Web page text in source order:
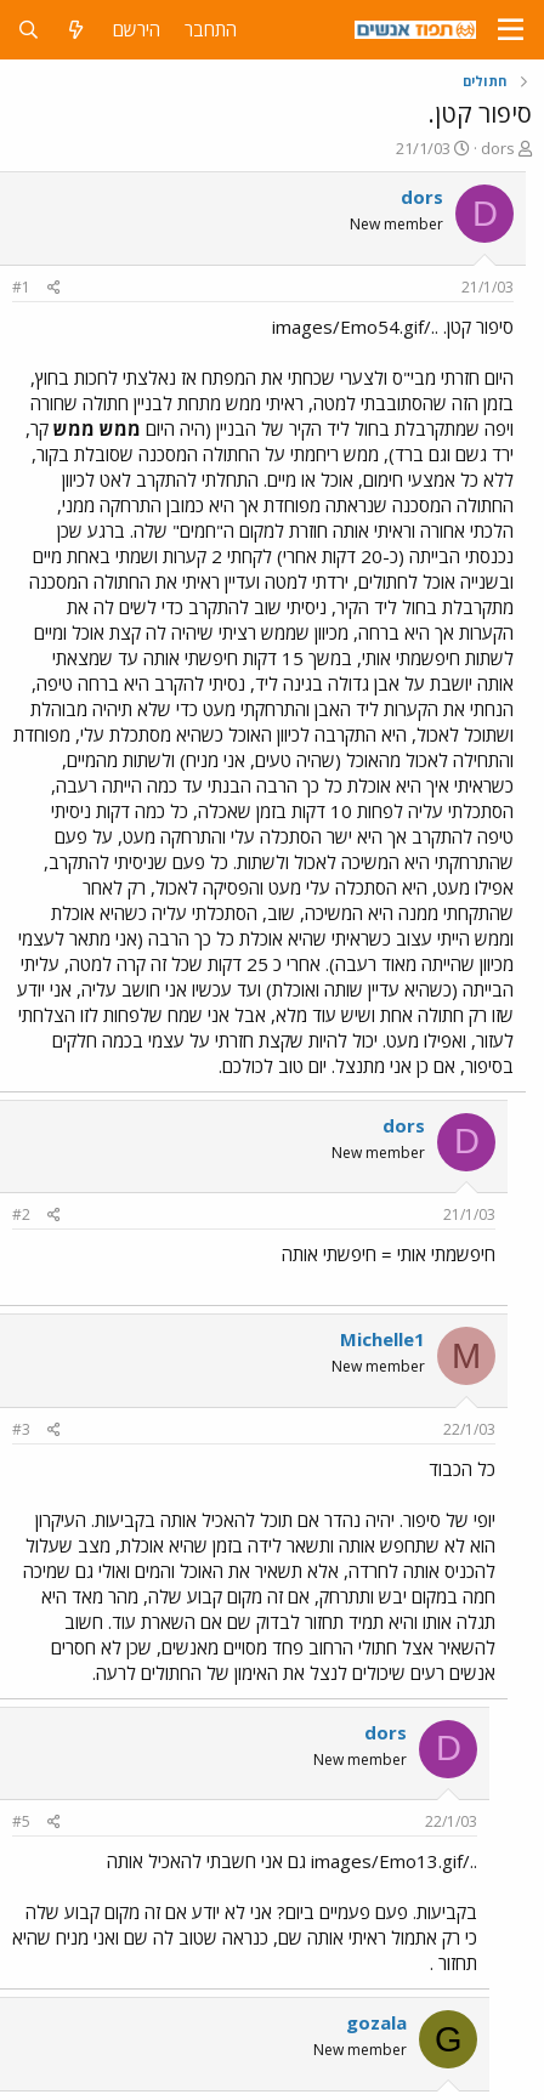
התחבר הירשם
חתולים
סיפור קטן.
פ
ו
ת
ח
ה
ש
א
dors
פ
ו
ר
י
21/1/03
D
dors
New member
21/1/03
#1
סיפור קטן. ../images/Emo54.gif
היום חזרתי מבי"ס ולצערי שכחתי את המפתח אז נאלצתי לחכות בחוץ,
בזמן הזה שהסתובבתי למטה, ראיתי ממש מתחת לבניין חתולה שחורה
ויפה שמתקרבלת בחול ליד הקיר של הבניין (היה היום ממש ממש קר,
ירד גשם וגם ברד), ממש ריחמתי על החתולה המסכנה שסובלת בקור,
ללא כל אמצעי חימום, אוכל או מיים. התחלתי להתקרב לאט לכיוון
החתולה המסכנה שנראתה מפוחדת אך היא כמובן התרחקה ממני,
הלכתי אחורה וראיתי אותה חוזרת למקום ה"חמים" שלה. ברגע שכן
נכנסתי הבייתה (כ-20 דקות אחרי) לקחתי 2 קערות ושמתי באחת מיים
ובשנייה אוכל לחתולים, ירדתי למטה ועדיין ראיתי את החתולה המסכנה
מתקרבלת בחול ליד הקיר, ניסיתי שוב להתקרב כדי לשים לה את
הקערות אך היא ברחה, מכיוון שממש רציתי שיהיה לה קצת אוכל ומיים
לשתות חיפשמתי אותי, במשך 15 דקות חיפשתי אותה עד שמצאתי
אותה יושבת על אבן גדולה בגינה ליד, נסיתי להקרב היא ברחה טיפה,
הנחתי את הקערות ליד האבן והתרחקתי מעט כדי שלא תיהיה מבוהלת
ושתוכל לאכול, היא התקרבה לכיוון האוכל כשהיא מסתכלת עלי, מפוחדת
והתחילה לאכול מהאוכל (שהיה טעים, אני מניח) ולשתות מהמיים,
כשראיתי איך היא אוכלת כל כך הרבה הבנתי עד כמה הייתה רעבה,
הסתכלתי עליה לפחות 10 דקות בזמן שאכלה, כל כמה דקות ניסיתי
טיפה להתקרב אך היא ישר הסתכלה עלי והתרחקה מעט, על פעם
שהתרחקתי היא המשיכה לאכול ולשתות. כל פעם שניסיתי להתקרב,
אפילו מעט, היא הסתכלה עלי מעט והפסיקה לאכול, רק לאחר
שהתקחתי ממנה היא המשיכה, שוב, הסתכלתי עליה כשהיא אוכלת
וממש הייתי עצוב כשראיתי שהיא אוכלת כל כך הרבה (אני מתאר לעצמי
מכיוון שהייתה מאוד רעבה). אחרי כ 25 דקות שכל זה קרה למטה, עליתי
הבייתה (כשהיא עדיין שותה ואוכלת) ועד עכשיו אני חושב עליה, אני יודע
שזו רק חתולה אחת ושיש עוד מלא, אבל אני שמח שלפחות לזו הצלחתי
לעזור, ואפילו מעט. יכול להיות שקצת חזרתי על עצמי בכמה חלקים
בסיפור, אם כן אני מתנצל. יום טוב לכולכם.
D
dors
New member
21/1/03
#2
חיפשמתי אותי = חיפשתי אותה
M
Michelle1
New member
22/1/03
#3
כל הכבוד
יופי של סיפור. יהיה נהדר אם תוכל להאכיל אותה בקביעות. העיקרון
הוא לא שתחפש אותה ותשאר לידה בזמן שהיא אוכלת, מצב שעלול
להכניס אותה לחרדה, אלא תשאיר את האוכל והמים ואולי גם שמיכה
חמה במקום יבש ותתרחק, אם זה מקום קבוע שלה, מהר מאד היא
תגלה אותו והיא תמיד תחזור לבדוק שם אם השארת עוד. חשוב
להשאיר אצל חתולי הרחוב פחד מסויים מאנשים, שכן לא חסרים
אנשים רעים שיכולים לנצל את האימון של החתולים לרעה.
D
dors
New member
22/1/03
#5
../images/Emo13.gif גם אני חשבתי להאכיל אותה
בקביעות. פעם פעמיים ביום? אני לא יודע אם זה מקום קבוע שלה
כי רק אתמול ראיתי אותה שם, כנראה שטוב לה שם ואני מניח שהיא
תחזור .
G
gozala
New member